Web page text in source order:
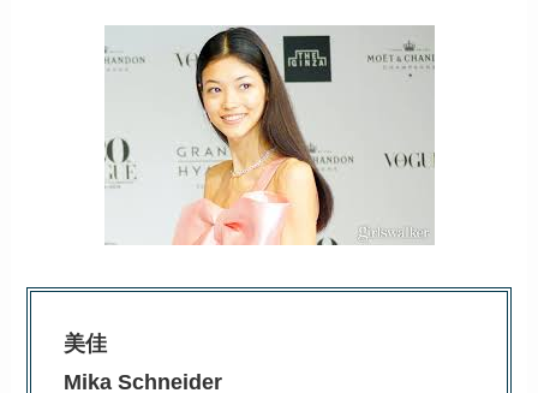
美佳
Mika Schneider